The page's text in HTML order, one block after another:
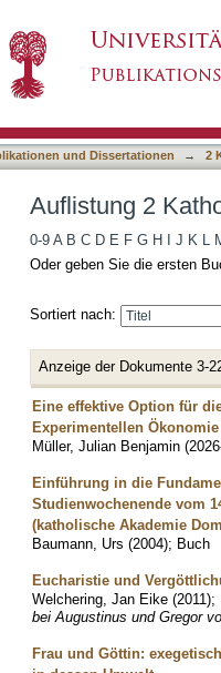
und Dissertationen → 2
Auflistung 2
0-9 A B C D E F G H J K L
Oder geben Sie die ersten
Sortiert nach:
Anzeige der Dokumente 3-
Eine effektive Option für
Experimentellen
Müller, Julian Benjamin (
Einführung in die
Studienwochenende vom
(katholische Akademie
Baumann, Urs (2004); Buch
Eucharistie und
Welchering, Jan Eike (2011);
bei Augustinus und Gregor
Frau und Göttin: